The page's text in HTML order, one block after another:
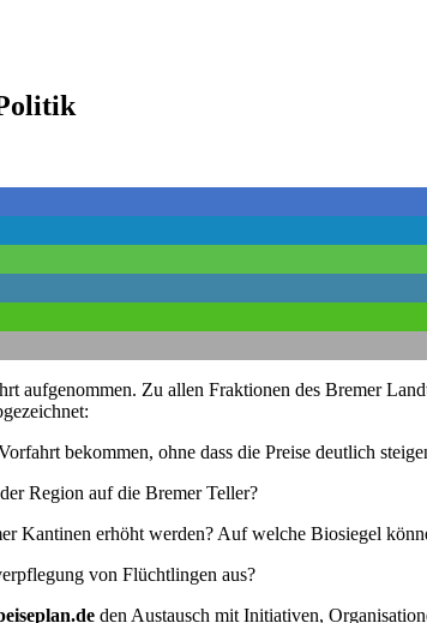
aufgenommen. Zu allen Fraktionen des Bremer
bekommen, ohne dass die Preise deutlich
Region auf die Bremer Teller?
Kantinen erhöht werden? Auf welche Biosiegel
von Flüchtlingen aus?
den Austausch mit Initiativen,